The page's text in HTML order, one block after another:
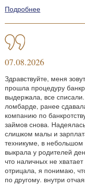
Подробнее
07.08.2026
Здравствуйте, меня
прошла процедуру
выдержала, все
ломбарде, ранее
компанию по
займов снова.
слишком малы и
техникуме, в
выкрала у родителей
что наличных не
отрицала, я понимаю,
по другому. внутри